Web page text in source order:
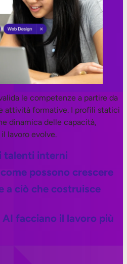
le competenze a partire da
attività formative. I profili statici
dinamica delle capacità,
lavoro evolve.
talenti interni
possono crescere
a ciò che costruisce
facciano il lavoro più